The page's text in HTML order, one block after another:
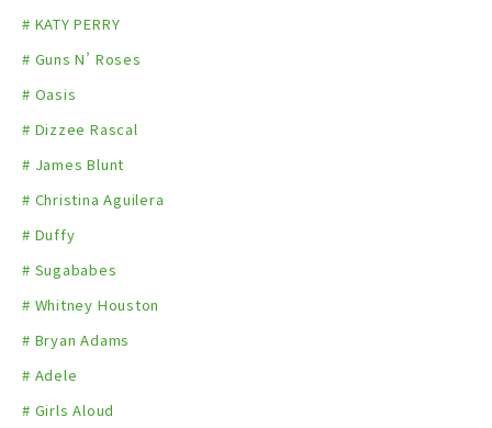
# KATY PERRY
# Guns N’ Roses
# Oasis
# Dizzee Rascal
# James Blunt
# Christina Aguilera
# Duffy
# Sugababes
# Whitney Houston
# Bryan Adams
# Adele
# Girls Aloud